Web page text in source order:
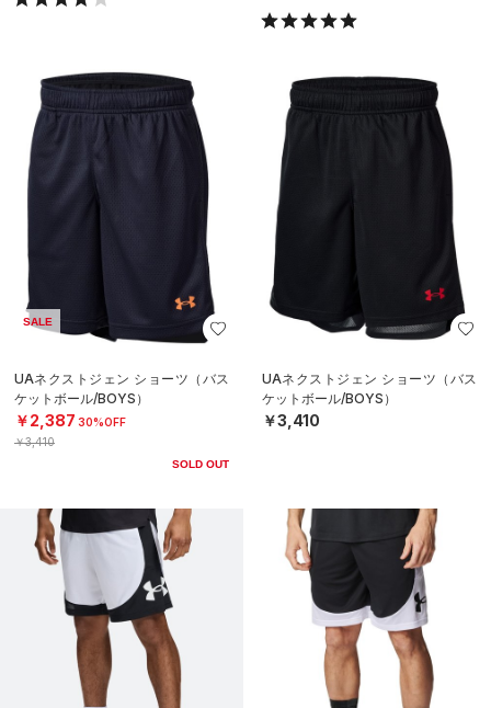
SALE
UAネクストジェン ショーツ（バス
ケットボール/BOYS）
￥2,387 30%OFF
￥3,410
SOLD OUT
UAネクストジェン ショーツ（バス
ケットボール/BOYS）
￥3,410